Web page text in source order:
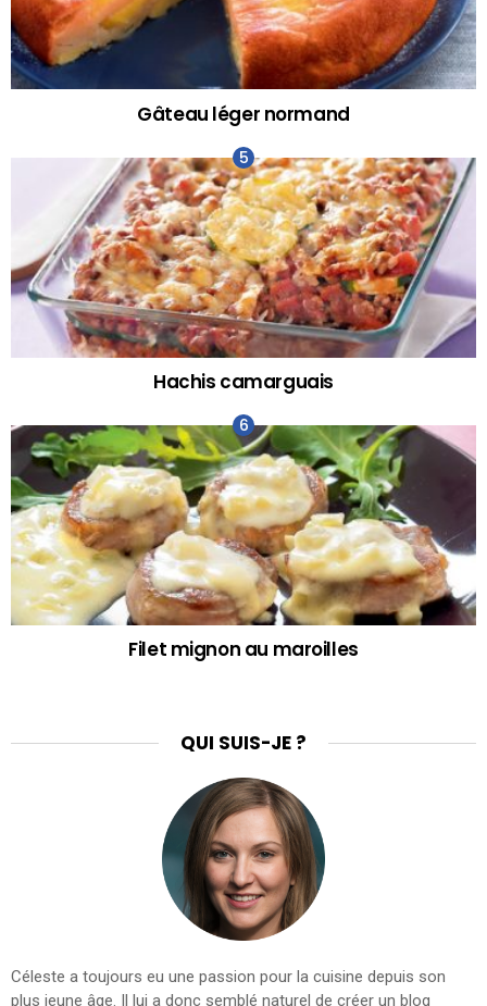
Gâteau léger normand
Hachis camarguais
Filet mignon au maroilles
QUI SUIS-JE ?
Céleste a toujours eu une passion pour la cuisine depuis son
plus jeune âge. Il lui a donc semblé naturel de créer un blog